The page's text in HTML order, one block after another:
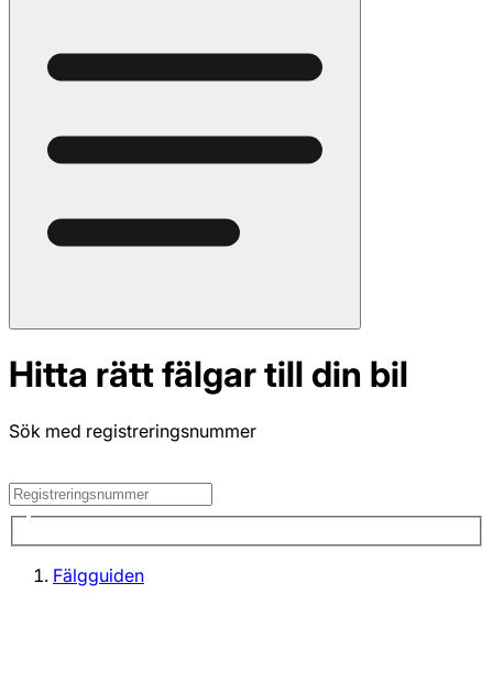
Hitta rätt fälgar till din bil
Sök med registreringsnummer
Fälgguiden